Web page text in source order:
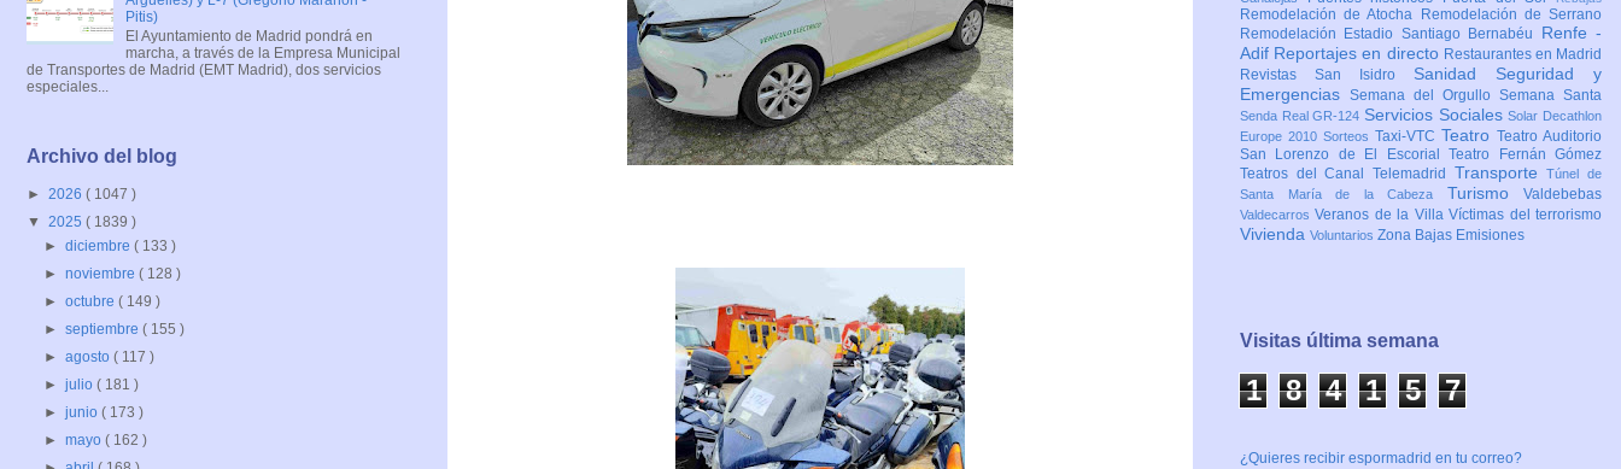
Pitis)
El Ayuntamiento de Madrid pondrá en
marcha, a través de la Empresa Municipal
de Transportes de Madrid (EMT Madrid), dos servicios
especiales...
Archivo del blog
► 2026 ( 1047 )
▼ 2025 ( 1839 )
►diciembre( 133 )
►noviembre( 128 )
►octubre( 149 )
►septiembre( 155 )
►agosto( 117 )
►julio( 181 )
►junio( 173 )
►mayo( 162 )
Remodelación de Atocha
Remodelación de Serrano
Remodelación Estadio Santiago Bernabéu Renfe -
Adif Reportajes en directo Restaurantes en Madrid
Revistas San Isidro Sanidad Seguridad y
Emergencias Semana del Orgullo Semana Santa
Senda Real GR-124 Servicios SocialesSolar Decathlon
Europe 2010 Sorteos Taxi-VTC Teatro Teatro Auditorio
San Lorenzo de El EscorialTeatro Fernán Gómez
Teatros del Canal Telemadrid TransporteTúnel de
Santa María de la Cabeza Turismo Valdebebas
ValdecarrosVeranos de la VillaVíctimas del terrorismo
Vivienda Voluntarios Zona Bajas Emisiones
Visitas última semana
1 8 4 1 5 8
¿Quieres recibir espormadrid en tu correo?